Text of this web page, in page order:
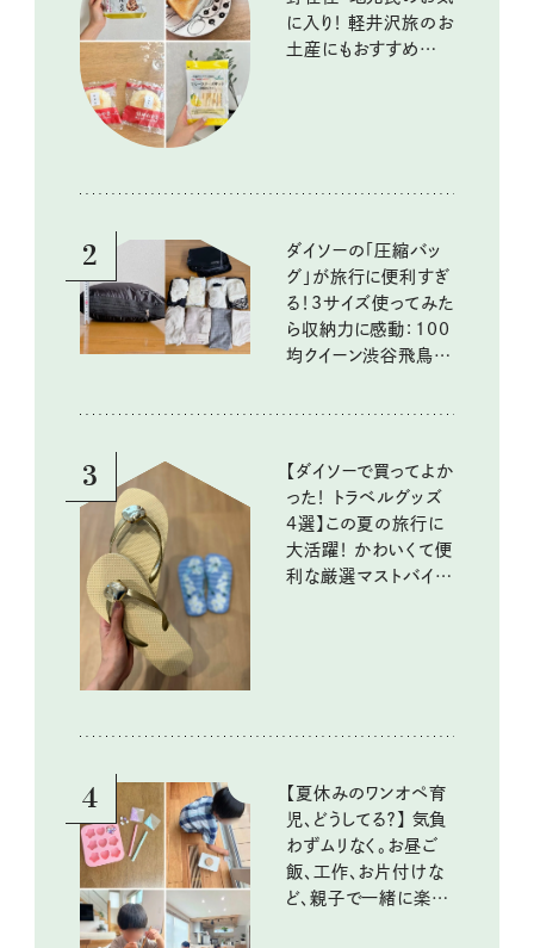
に入り！ 軽井沢旅のお
土産にもおすすめのお
2
ダイソーの「圧縮バッ
グ」が旅行に便利すぎ
る！3サイズ使ってみた
ら収納力に感動：100
均クイーン渋谷飛鳥の
3
【ダイソーで買ってよか
った！ トラベルグッズ
4選】この夏の旅行に
大活躍！ かわいくて便
利な厳選マストバイア
4
【夏休みのワンオペ育
児、どうしてる？】 気負
わずムリなく。お昼ご
飯、工作、お片付けな
ど、親子で一緒に楽し